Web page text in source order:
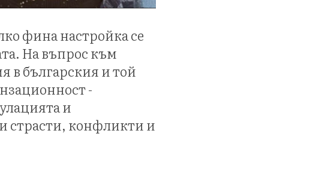
фина настройка се
На въпрос към
в българския и той
-
и
страсти, конфликти и